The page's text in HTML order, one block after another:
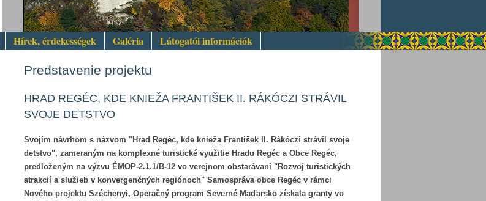
Hírek, érdekességek Galéria Látogatói információk
Predstavenie projektu
HRAD REGÉC, KDE KNIEŽA FRANTIŠEK II. RÁKÓCZI STRÁVIL
SVOJE DETSTVO
Svojím návrhom s názvom "Hrad Regéc, kde knieža František II. Rákóczi strávil svoje
detstvo", zameraným na komplexné turistické využitie Hradu Regéc a Obce Regéc,
predloženým na výzvu ÉMOP-2.1.1/B-12 vo verejnom obstarávaní "Rozvoj turistických
atrakcií a služieb v konvergenčných regiónoch" Samospráva obce Regéc v rámci
Nového projektu Széchenyi, Operačný program Severné Maďarsko získala granty vo